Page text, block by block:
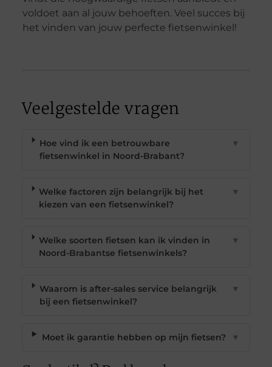
voldoet aan al jouw behoeften. Veel succes bij
het vinden van jouw perfecte fietsenwinkel!
Veelgestelde vragen
Hoe vind ik een betrouwbare
fietsenwinkel in Noord-Brabant?
▼
Welke factoren zijn belangrijk bij het
kiezen van een fietsenwinkel?
▼
Welke soorten fietsen kan ik vinden in
Noord-Brabantse fietsenwinkels?
▼
Waarom is after-sales service belangrijk
bij een fietsenwinkel?
▼
Moet ik garantie hebben op mijn fietsen? ▼